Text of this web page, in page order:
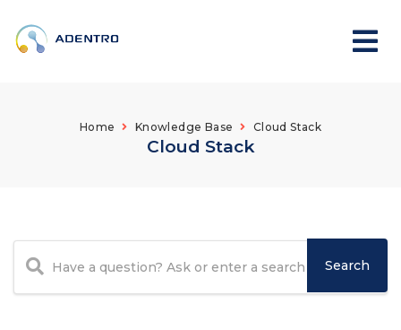
Home Knowledge Base Cloud Stack
Cloud Stack